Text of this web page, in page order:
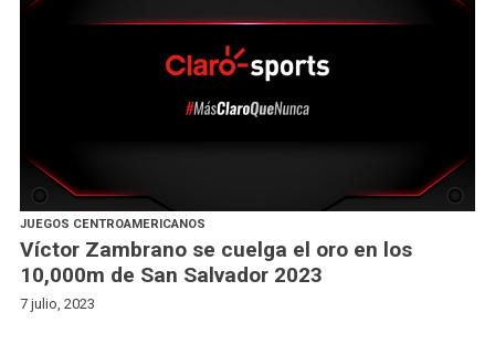
JUEGOS CENTROAMERICANOS
Víctor Zambrano se cuelga el oro en los
10,000m de San Salvador 2023
7 julio, 2023